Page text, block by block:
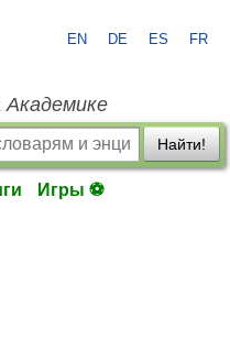
EN DE ES FR
Академике
Найти!
Игры ⚽